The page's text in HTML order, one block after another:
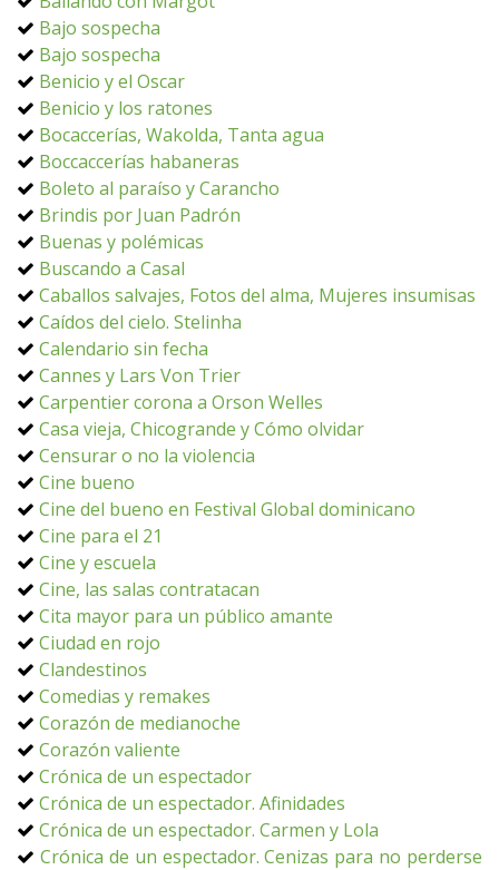
Bajo sospecha
Bajo sospecha
Benicio y el Oscar
Benicio y los ratones
Bocaccerías, Wakolda, Tanta agua
Boccaccerías habaneras
Boleto al paraíso y Carancho
Brindis por Juan Padrón
Buenas y polémicas
Buscando a Casal
Caballos salvajes, Fotos del alma, Mujeres insumisas
Caídos del cielo. Stelinha
Calendario sin fecha
Cannes y Lars Von Trier
Carpentier corona a Orson Welles
Casa vieja, Chicogrande y Cómo olvidar
Censurar o no la violencia
Cine bueno
Cine del bueno en Festival Global dominicano
Cine para el 21
Cine y escuela
Cine, las salas contratacan
Cita mayor para un público amante
Ciudad en rojo
Clandestinos
Comedias y remakes
Corazón de medianoche
Corazón valiente
Crónica de un espectador
Crónica de un espectador. Afinidades
Crónica de un espectador. Carmen y Lola
Crónica de un espectador. Cenizas para no perderse